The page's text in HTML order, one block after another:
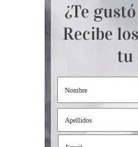
¿Te
Recibe
tu